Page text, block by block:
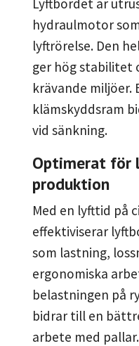
hydraulmotor
lyftrörelse. Den
ger hög stabilitet
krävande miljöer.
klämskyddsram
vid sänkning.
Optimerat för
produktion
Med en lyfttid på
effektiviserar
som lastning,
ergonomiska
belastningen på
bidrar till en
arbete med pallar.